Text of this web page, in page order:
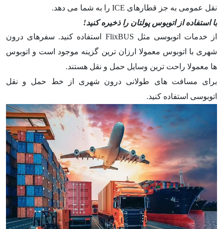
نقل عمومی به جز قطارهای ICE را به شما می دهد.
با استفاده از اتوبوس پولتان را ذخیره کنید!
از خدمات اتوبوسی مثل FlixBUS استفاده کنید. سفرهای درون
شهری با اتوبوس معمولا ارزان ترین گزینه موجود است و اتوبوس
ها معمولا راحت ترین وسایل حمل و نقل هستند.
برای مسافت های طولانی درون شهری از خط حمل و نقل
اتوبوسی استفاده کنید.